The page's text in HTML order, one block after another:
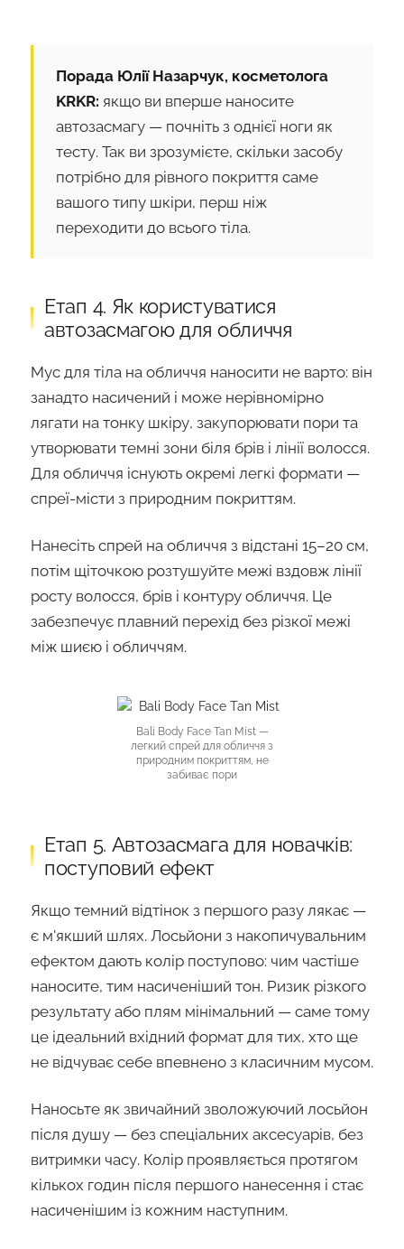
Порада Юлії Назарчук, косметолога
KRKR: якщо ви вперше наносите
автозасмагу — почніть з однієї ноги як
тесту. Так ви зрозумієте, скільки засобу
потрібно для рівного покриття саме
вашого типу шкіри, перш ніж
переходити до всього тіла.
Етап 4. Як користуватися
автозасмагою для обличчя
Мус для тіла на обличчя наносити не варто: він
занадто насичений і може нерівномірно
лягати на тонку шкіру, закупорювати пори та
утворювати темні зони біля брів і лінії волосся.
Для обличчя існують окремі легкі формати —
спреї-місти з природним покриттям.
Нанесіть спрей на обличчя з відстані 15–20 см,
потім щіточкою розтушуйте межі вздовж лінії
росту волосся, брів і контуру обличчя. Це
забезпечує плавний перехід без різкої межі
між шиєю і обличчям.
Bali Body Face Tan Mist—
легкий спрей для обличчя з
природним покриттям, не
забиває пори
Етап 5. Автозасмага для новачків:
поступовий ефект
Якщо темний відтінок з першого разу лякає —
є м'якший шлях. Лосьйони з накопичувальним
ефектом дають колір поступово: чим частіше
наносите, тим насиченіший тон. Ризик різкого
результату або плям мінімальний — саме тому
це ідеальний вхідний формат для тих, хто ще
не відчуває себе впевнено з класичним мусом.
Наносьте як звичайний зволожуючий лосьйон
після душу — без спеціальних аксесуарів, без
витримки часу. Колір проявляється протягом
кількох годин після першого нанесення і стає
насиченішим із кожним наступним.